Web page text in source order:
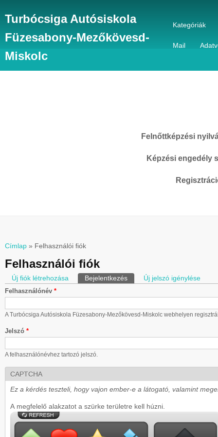
Turbócsiga Autósiskola
Füzesabony-Mezőkövesd-
Miskolc
Kategóriák
Mail
Felnőttképzési
Képzési engedély
Jelenlegi hely
Címlap » Felhasználói fiók
Felhasználói fiók
Elsődleges fülek
Új fiók létrehozása Bejelentkezés (aktív fül)Új jelszó igénylése
Felhasználónév *
A Turbócsiga Autósiskola Füzesabony-Mezőkövesd-Miskolc webhelyen
Jelszó *
A felhasználónévhez tartozó jelszó.
CAPTCHA
Ez a kérdés teszteli, hogy vajon ember-e a látogató, valamint
A megfelelő alakzatot a szürke területre kell húzni.